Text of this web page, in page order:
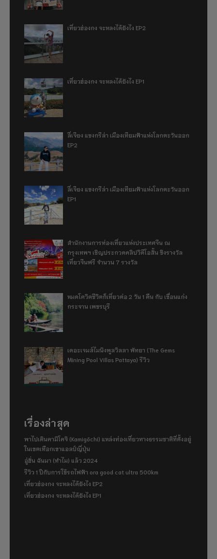
เที่ยวฮ่องกง จะหลงได้ยังไง EP2
เที่ยวฮ่องกง จะหลงได้ยังไง EP1
ลี่เจียง แชงกรีล่า เมืองเทียมฟ้าแห่งโลกตะวันออก
EP2
ลี่เจียง แชงกรีล่า เมืองเทียมฟ้าแห่งโลกตะวันออก
EP1
สำนักงานการท่องเที่ยวแห่งประเทศจีน ณ
กรุงเทพฯ เชิญประกวดคลิปวิดีโอสั้น ชิงรางวัล
เที่ยวจีนฟรี จำนวน 7 รางวัล
หมดโควิดชีวิตก็เที่ยวต่อ 2 วัน 1 คืน กับ เขื่อนแก่ง
กระจาน เพชรบุรี
เดอะเจมส์ไมนิงพูลวิลลา พัทยา (The Gems
Mining Pool Villas Pattaya) รีวิว
เรื่องล่าสุด
พาไปเดินคามิโคจิ (Kamigōchi) แหล่งท่องเที่ยวทางธรรมชาติที่ตั้งอยู่
ในเขตเทือกเขาแอลป์ญี่ปุ่น
อู่ฮั่น ฉันมา (ทำไม) แล้ว 2024
รีวิว 1 ปีกับการใช้รถไฟฟ้า ora good cat ultra 500km
เที่ยวฮ่องกง จะหลงได้ยังไง EP2
เที่ยวฮ่องกง จะหลงได้ยังไง EP1